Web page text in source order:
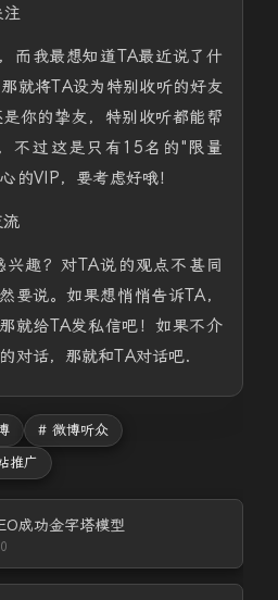
而我最想知道TA最近说了什
就将TA设为特别收听的好友
你的挚友，特别收听都能帮
不过这是只有15名的"限量
的VIP，要考虑好哦！
兴趣？对TA说的观点不甚同
要说。如果想悄悄告诉TA，
就给TA发私信吧！如果不介
对话，那就和TA对话吧.
# 微博听众
推广
成功金字塔模型